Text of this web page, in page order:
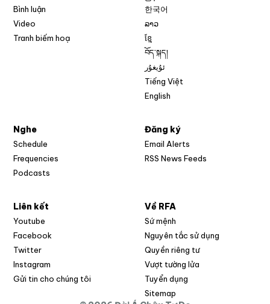
Bình luận
Video
Tranh biếm hoạ
한국어
ລາວ
ខ្មែ
བོད་སྐད།
ئۇيغۇر
Tiếng Việt
English
Nghe
Schedule
Frequencies
Podcasts
Đăng ký
Email Alerts
RSS News Feeds
Liên kết
Youtube
Facebook
Twitter
Instagram
Gửi tin cho chúng tôi
Về RFA
Sứ mệnh
Nguyên tắc sử dụng
Quyền riêng tư
Vượt tường lửa
Tuyển dụng
Sitemap